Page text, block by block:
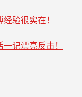
验很实在！
记漂亮反击！